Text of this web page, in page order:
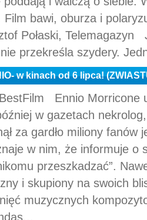
bawi, oburza i
Połaski, Telemagazyn
przekreśla szydery.
w kinach od 6 lipca!
Ennio Morricone
w gazetach
za gardło miliony fanów
w nim, że informuje o
przeszkadzać”.
i skupiony na swoich
muzycznych